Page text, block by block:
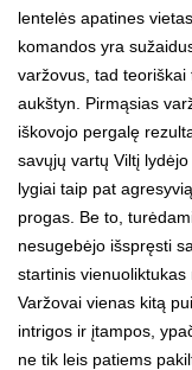
lentelės apatines
komandos yra
varžovus, tad
aukštyn. Pirmąsias
iškovojo pergalę
savųjų vartų Viltį
lygiai taip pat
progas. Be to,
nesugebėjo išspręsti
startinis vienuoliktukas
Varžovai vienas kitą
intrigos ir įtampos,
ne tik leis patiems